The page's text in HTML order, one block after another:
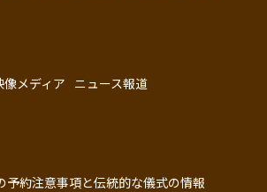
像メディア ニュース報道
予約注意事項と伝統的な儀式の情報